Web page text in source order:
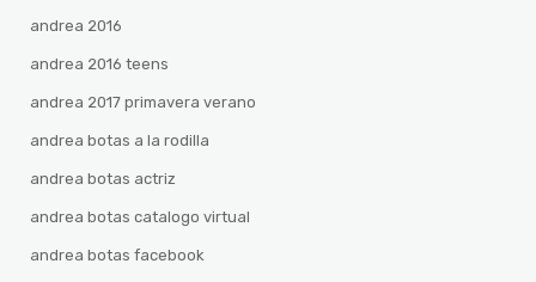
andrea 2016
andrea 2016 teens
andrea 2017 primavera verano
andrea botas a la rodilla
andrea botas actriz
andrea botas catalogo virtual
andrea botas facebook